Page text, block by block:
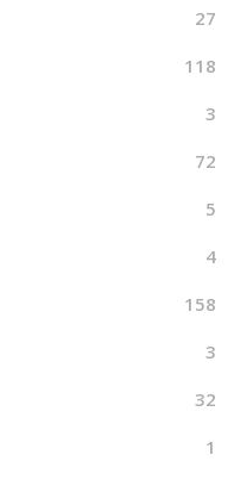
27
118
3
72
5
4
158
3
32
1